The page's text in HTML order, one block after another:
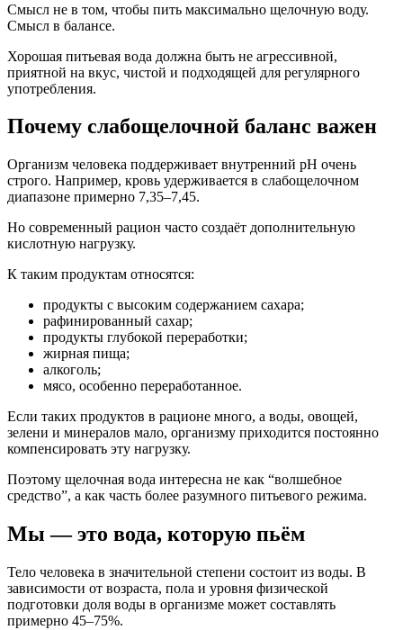
Смысл не в том, чтобы пить максимально щелочную воду.
Смысл в балансе.
Хорошая питьевая вода должна быть не агрессивной,
приятной на вкус, чистой и подходящей для регулярного
употребления.
Почему слабощелочной баланс важен
Организм человека поддерживает внутренний pH очень
строго. Например, кровь удерживается в слабощелочном
диапазоне примерно 7,35–7,45.
Но современный рацион часто создаёт дополнительную
кислотную нагрузку.
К таким продуктам относятся:
продукты с высоким содержанием сахара;
рафинированный сахар;
продукты глубокой переработки;
жирная пища;
алкоголь;
мясо, особенно переработанное.
Если таких продуктов в рационе много, а воды, овощей,
зелени и минералов мало, организму приходится постоянно
компенсировать эту нагрузку.
Поэтому щелочная вода интересна не как “волшебное
средство”, а как часть более разумного питьевого режима.
Мы — это вода, которую пьём
Тело человека в значительной степени состоит из воды. В
зависимости от возраста, пола и уровня физической
подготовки доля воды в организме может составлять
примерно 45–75%.